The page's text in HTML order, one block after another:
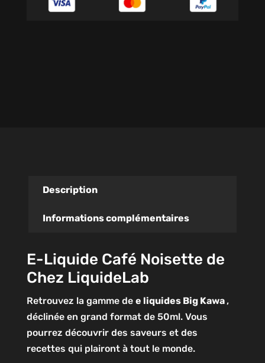
Description
Informations complémentaires
E-Liquide Café Noisette de
Chez LiquideLab
Retrouvez la gamme de e liquides Big Kawa ,
déclinée en grand format de 50ml. Vous
pourrez découvrir des saveurs et des
recettes qui plairont à tout le monde.